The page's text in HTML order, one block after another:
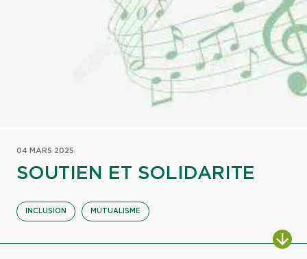
04 MARS 2025
SOUTIEN ET SOLIDARITE
INCLUSION MUTUALISME